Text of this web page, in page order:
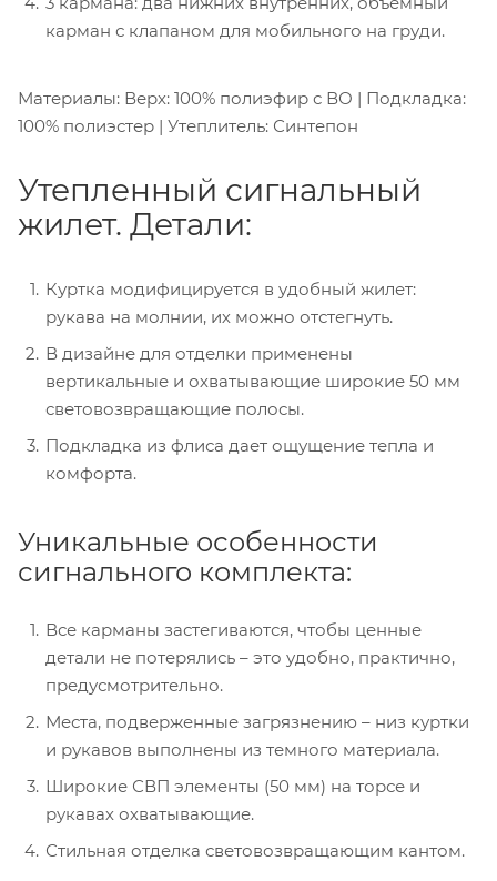
карман с клапаном для мобильного на груди.
Материалы: Верх: 100% полиэфир с ВО | Подкладка:
100% полиэстер | Утеплитель: Синтепон
Утепленный сигнальный
жилет. Детали:
Куртка модифицируется в удобный жилет:
рукава на молнии, их можно отстегнуть.
В дизайне для отделки применены
вертикальные и охватывающие широкие 50 мм
световозвращающие полосы.
Подкладка из флиса дает ощущение тепла и
комфорта.
Уникальные особенности
сигнального комплекта:
Все карманы застегиваются, чтобы ценные
детали не потерялись – это удобно, практично,
предусмотрительно.
Места, подверженные загрязнению – низ куртки
и рукавов выполнены из темного материала.
Широкие СВП элементы (50 мм) на торсе и
рукавах охватывающие.
Стильная отделка световозвращающим кантом.